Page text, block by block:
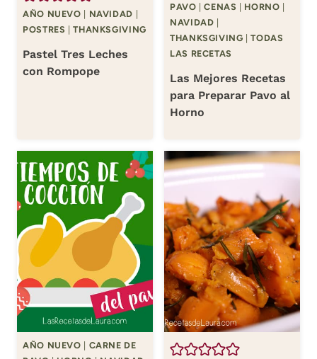
AÑO NUEVO NAVIDAD
POSTRES |THANKSGIVING
Pastel Tres Leches
con Rompope
PAVO |CENAS HORNO
NAVIDAD
THANKSGIVING |TODAS
LAS RECETAS
Las Mejores Recetas
para Preparar Pavo al
Horno
AÑO NUEVO
CARNE DE